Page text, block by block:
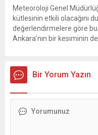
Meteoroloji Genel
kütlesinin etkili olacağını
değerlendirmelere göre
Ankara’nın bir kesiminin
üzerine çıkarak yaz
Bir Yorum Yazın